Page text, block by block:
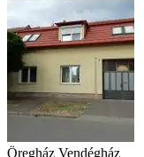
Öregház Vendégház